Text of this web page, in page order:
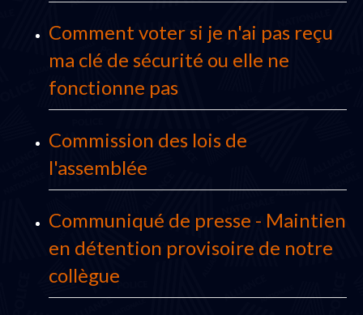
Comment voter si je n'ai pas reçu
ma clé de sécurité ou elle ne
fonctionne pas
Commission des lois de
l'assemblée
Communiqué de presse - Maintien
en détention provisoire de notre
collègue